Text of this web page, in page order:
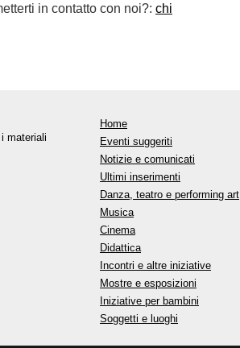
in contatto con noi?: chi
materiali
Home
Eventi suggeriti
Notizie e comunicati
Ultimi inserimenti
Danza, teatro e performing art
Musica
Cinema
Didattica
Incontri e altre iniziative
Mostre e esposizioni
Iniziative per bambini
Soggetti e luoghi